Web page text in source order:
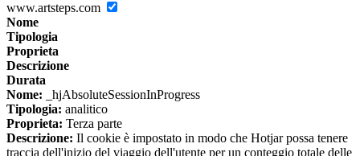
www.artsteps.com
Nome
Tipologia
Proprieta
Descrizione
Durata
Nome: _hjAbsoluteSessionInProgress
Tipologia: analitico
Proprieta: Terza parte
Descrizione: Il cookie è impostato in modo che Hotjar possa tenere
traccia dell'inizio del viaggio dell'utente per un conteggio totale delle